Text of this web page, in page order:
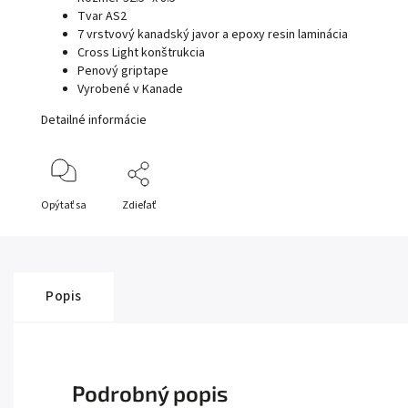
Tvar AS2
7 vrstvový kanadský javor a epoxy resin laminácia
Cross Light konštrukcia
Penový griptape
Vyrobené v Kanade
Detailné informácie
Opýtať sa Zdieľať
Popis
Podrobný popis